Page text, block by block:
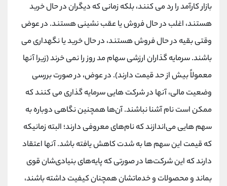
بازار کارآمد را رد می کنند، بلکه زمانی که دیگران در حال خرید
هستند، اغلب در حال فروش یا عقب نشینی هستند. در عوض
وقتی بقیه در حال فروش هستند، در حال خرید یا نگهداری می
باشند. سرمایه گذاران ارزشی سهام مد روز را نمی خرند (زیرا آنها
معمولاً بیش از حد قیمت دارند). در عوض، در صورت بررسی
وضعیت مالی، آنها در شرکت هایی سرمایه گذاری می کنند که
ممکن است نام آشنا نباشند. آن‌ها همچنین نگاهی دوباره به
سهم ‌هایی می‌اندازند که نام‌های معروفی دارند؛ البته زمانیکه
که قیمت این سهم ها به شدت کاهش یافته باشد. آنها اعتقاد
دارند که این شرکت‌ها در صورتی که پایه‌های بنیادی‌شان قوی
بماند و محصولات و خدماتشان همچنان کیفیت داشته باشند،